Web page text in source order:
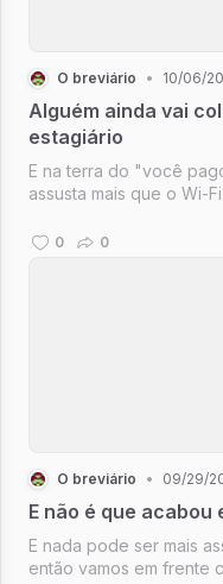
O breviário • 10/06/
Alguém ainda vai
estagiário
E na terra do "você
assusta mais que o Wi-
contas, haja salário
0 0
O breviário • 09/29/
E não é que acabou
E nada pode ser mais
então vamos em frente